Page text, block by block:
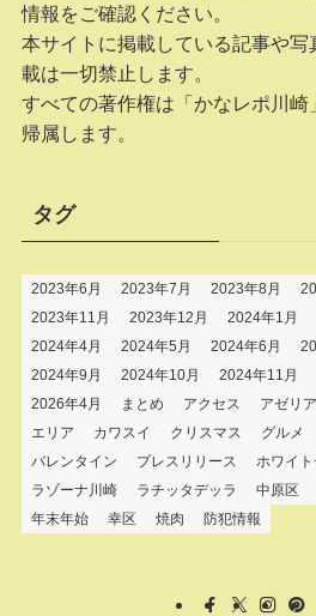
情報をご確認ください。
本サイトに掲載している記事や
載は一切禁止します。
すべての著作権は「かなレポ川崎
帰属します。
タグ
2023年6月 2023年7月 2023年8月
2023年11月
2023年12月 2024年1月
2024年4月
2024年5月 2024年6月
2024年9月
2024年10月 2024年11月
2026年4月
まとめ アクセス アゼリア
エリア
カワスイ クリスマス グルメ
バレンタイン
プレスリリース ホワイ
ラゾーナ川崎
ラチッタデッラ 中原区
年末年始
幸区 焼肉 防犯情報